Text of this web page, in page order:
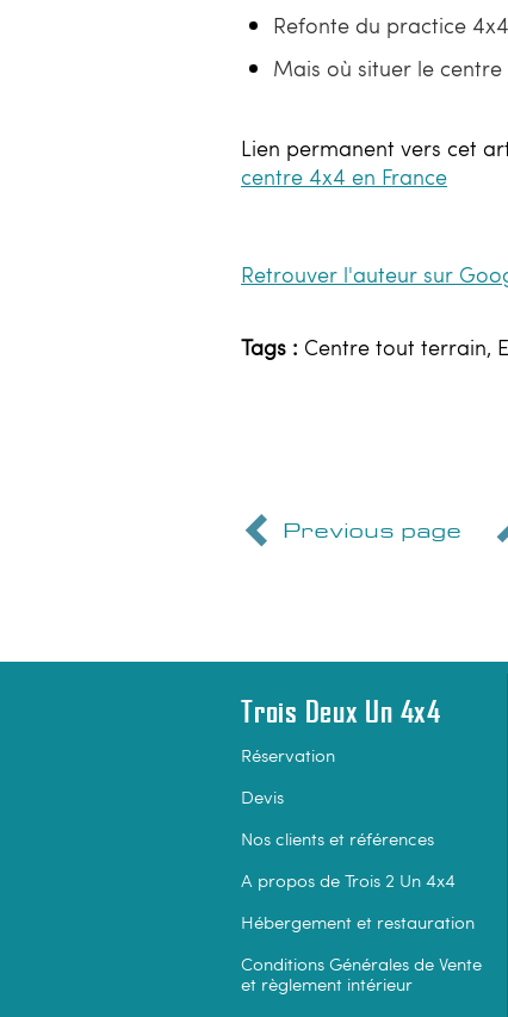
Refonte du practice
Mais où situer le
Lien permanent vers cet
centre 4x4 en France
Retrouver l'auteur sur
Tags : Centre tout terrain,
Previous page
Trois Deux Un 4x4
Réservation
Devis
Nos clients et références
A propos de Trois 2 Un 4x4
Hébergement et restauration
Conditions Générales de Vente
et règlement intérieur